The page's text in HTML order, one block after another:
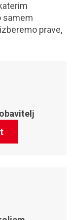
samem
prave,